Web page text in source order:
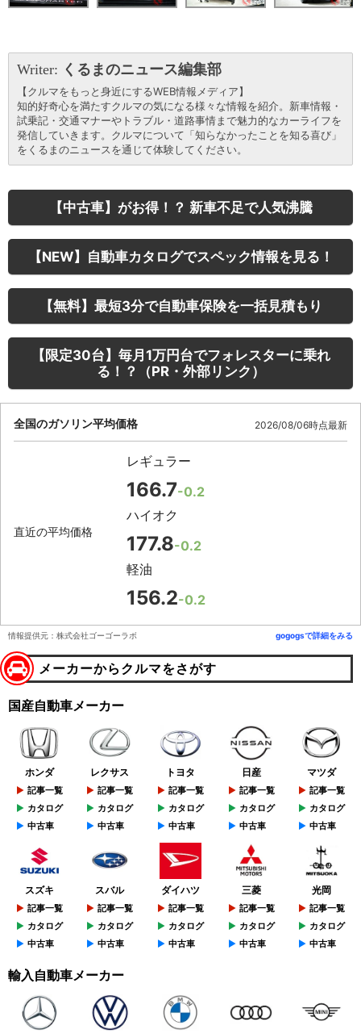
Writer: くるまのニュース編集部
【クルマをもっと身近にするWEB情報メディア】
知的好奇心を満たすクルマの気になる様々な情報を紹介。新車情報・
試乗記・交通マナーやトラブル・道路事情まで魅力的なカーライフを
発信していきます。クルマについて「知らなかったことを知る喜び」
をくるまのニュースを通じて体験してください。
【中古車】がお得！？ 新車不足で人気沸騰
【NEW】自動車カタログでスペック情報を見る！
【無料】最短3分で自動車保険を一括見積もり
【限定30台】毎月1万円台でフォレスターに乗れ
る！？（PR・外部リンク）
全国のガソリン平均価格 2026/08/06時点最新
直近の平均価格
レギュラー
166.7-0.2
ハイオク
177.8-0.2
軽油
156.2-0.2
情報提供元：株式会社ゴーゴーラボ gogogsで詳細をみる
メーカーからクルマをさがす
国産自動車メーカー
ホンダ
記事一覧
カタログ
中古車
レクサス
記事一覧
カタログ
中古車
トヨタ
記事一覧
カタログ
中古車
日産
記事一覧
カタログ
中古車
マツダ
記事一覧
カタログ
中古車
スズキ
記事一覧
カタログ
中古車
スバル
記事一覧
カタログ
中古車
ダイハツ
記事一覧
カタログ
中古車
三菱
記事一覧
カタログ
中古車
光岡
記事一覧
カタログ
中古車
輸入自動車メーカー